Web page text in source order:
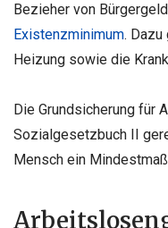
Bezieher von
Existenzminimum. Dazu
Heizung sowie die
Die Grundsicherung für
Sozialgesetzbuch II
Mensch ein